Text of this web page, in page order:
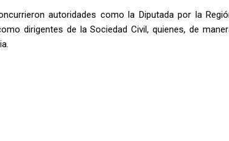
autoridades como la Diputada por la
dirigentes de la Sociedad Civil, quienes, de